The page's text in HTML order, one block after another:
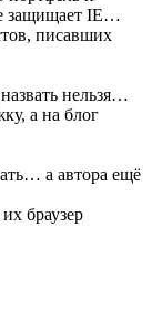
защищает IE…
писавших
нельзя…
а на блог
а автора ещё
браузер